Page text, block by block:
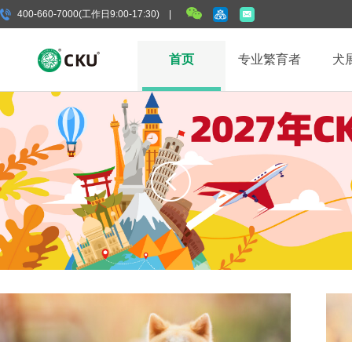
400-660-7000(工作日9:00-17:30) |
首页 专业繁育者 犬